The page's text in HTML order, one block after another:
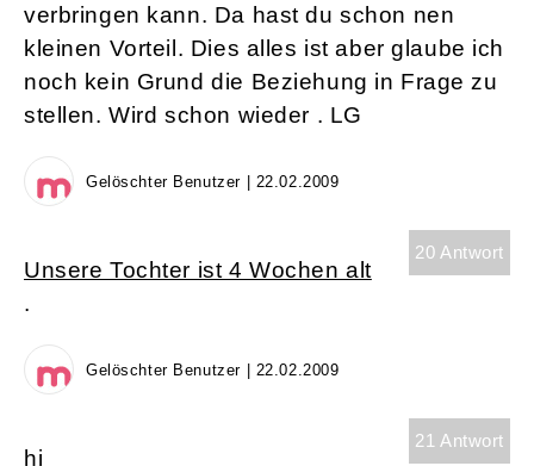
verbringen kann. Da hast du schon nen
kleinen Vorteil. Dies alles ist aber glaube ich
noch kein Grund die Beziehung in Frage zu
stellen. Wird schon wieder . LG
Gelöschter Benutzer | 22.02.2009
20 Antwort
Unsere Tochter ist 4 Wochen alt
.
Gelöschter Benutzer | 22.02.2009
21 Antwort
hi